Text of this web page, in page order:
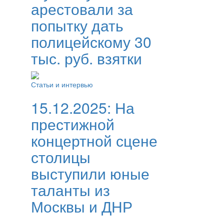
арестовали за
попытку дать
полицейскому 30
тыс. руб. взятки
Статьи и интервью
15.12.2025: На
престижной
концертной сцене
столицы
выступили юные
таланты из
Москвы и ДНР